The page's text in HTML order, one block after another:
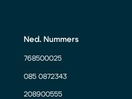
Ned. Nummers
768500025
085 0872343
208900555